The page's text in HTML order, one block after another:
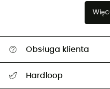
Obsługa klienta
Śledzenie przesyłki
Hardloop